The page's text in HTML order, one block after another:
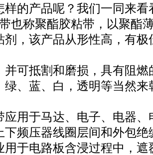
样的产品呢？我们一同来看
称聚酯胶粘带，以聚酯
剂，该产品从形性高，有极
并可抵割和磨损，具有阻
绿、蓝、白，透明等当然来
应用于马达、电子、电器
下频压器线圈层间和外包绝
用于电路板含浸过程中，